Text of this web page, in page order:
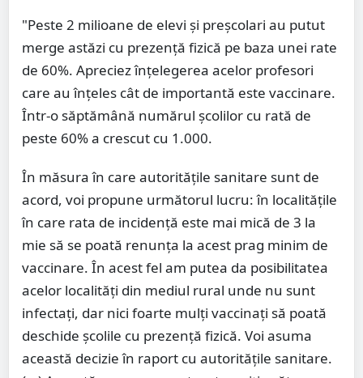
"Peste 2 milioane de elevi și preșcolari au putut
merge astăzi cu prezență fizică pe baza unei rate
de 60%. Apreciez înțelegerea acelor profesori
care au înțeles cât de importantă este vaccinare.
Într-o săptămână numărul școlilor cu rată de
peste 60% a crescut cu 1.000.
În măsura în care autoritățile sanitare sunt de
acord, voi propune următorul lucru: în localitățile
în care rata de incidență este mai mică de 3 la
mie să se poată renunța la acest prag minim de
vaccinare. În acest fel am putea da posibilitatea
acelor localități din mediul rural unde nu sunt
infectați, dar nici foarte mulți vaccinați să poată
deschide școlile cu prezență fizică. Voi asuma
această decizie în raport cu autoritățile sanitare.